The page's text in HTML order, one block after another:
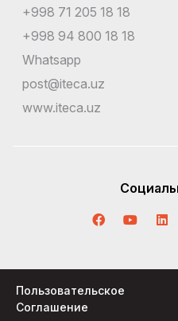
+998 71 205 18 18
+998 94 800 18 18
Whatsapp
post@iteca.uz
www.iteca.uz
Пользовательское
Соглашение